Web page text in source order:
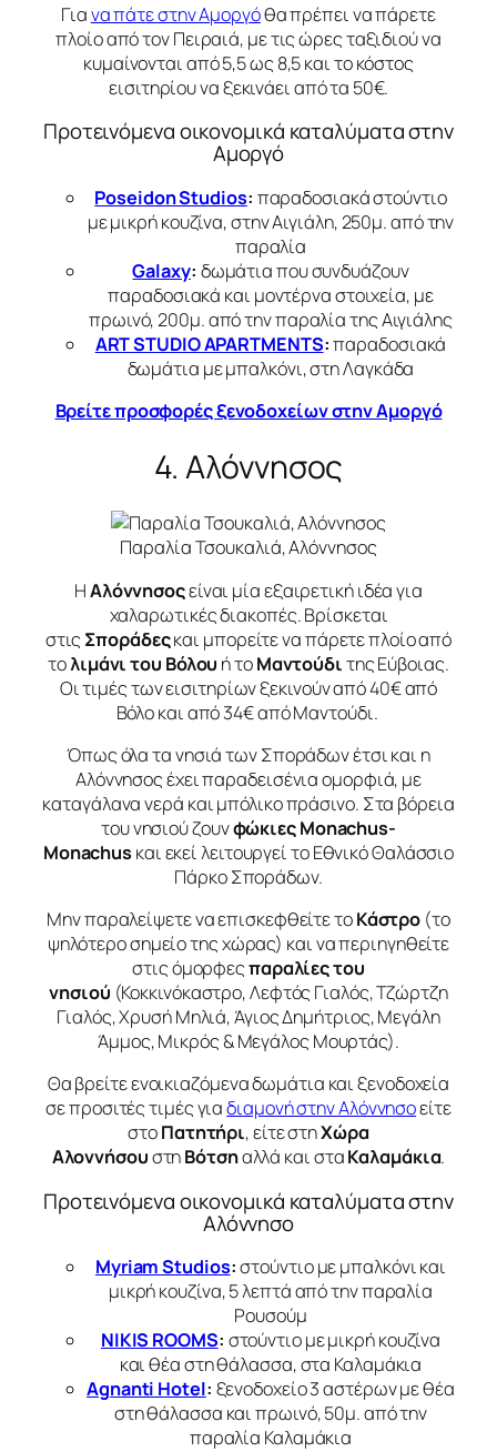
Γιανα πάτε στην Αμοργόθα πρέπει να πάρετε
πλοίο από τον Πειραιά, με τις ώρες ταξιδιού να
κυμαίνονται από 5,5 ως 8,5 και το κόστος
εισιτηρίου να ξεκινάει από τα 50€.
Προτεινόμενα οικονομικά καταλύματα στην
Αμοργό
Poseidon Studios: παραδοσιακά στούντιο
με μικρή κουζίνα, στην Αιγιάλη, 250μ. από την
παραλία
Galaxy: δωμάτια που συνδυάζουν
παραδοσιακά και μοντέρνα στοιχεία, με
πρωινό, 200μ. από την παραλία της Αιγιάλης
ART STUDIO APARTMENTS:παραδοσιακά
δωμάτια με μπαλκόνι, στη Λαγκάδα
Βρείτε προσφορές ξενοδοχείων στην Αμοργό
4. Αλόννησος
Παραλία Τσουκαλιά, Αλόννησος
ΗΑλόννησοςείναι μία εξαιρετική ιδέα για
χαλαρωτικές διακοπές. Βρίσκεται
στις Σποράδεςκαι μπορείτε να πάρετε πλοίο από
τολιμάνι του Βόλου ή τοΜαντούδιτης Εύβοιας.
Οι τιμές των εισιτηρίων ξεκινούν από 40€ από
Βόλο και από 34€ από Μαντούδι.
Όπως όλα τα νησιά των Σποράδων έτσι και η
Αλόννησος έχει παραδεισένια ομορφιά, με
καταγάλανα νερά και μπόλικο πράσινο. Στα βόρεια
του νησιού ζουνφώκιες Monachus-
Monachus και εκεί λειτουργεί το Εθνικό Θαλάσσιο
Πάρκο Σποράδων.
Μην παραλείψετε να επισκεφθείτε τοΚάστρο (το
ψηλότερο σημείο της χώρας) και να περιηγηθείτε
στις όμορφεςπαραλίες του
νησιού (Κοκκινόκαστρο, Λεφτός Γιαλός, Τζώρτζη
Γιαλός, Χρυσή Μηλιά, Άγιος Δημήτριος, Μεγάλη
Άμμος, Μικρός & Μεγάλος Μουρτάς).
Θα βρείτε ενοικιαζόμενα δωμάτια και ξενοδοχεία
σε προσιτές τιμές γιαδιαμονή στην Αλόννησοείτε
στοΠατητήρι, είτε στηΧώρα
ΑλοννήσουστηΒότσηαλλά και σταΚαλαμάκια.
Προτεινόμενα οικονομικά καταλύματα στην
Αλόννησο
Myriam Studios:στούντιο με μπαλκόνι και
μικρή κουζίνα, 5 λεπτά από την παραλία
Ρουσούμ
NIKIS ROOMS: στούντιο με μικρή κουζίνα
και θέα στη θάλασσα, στα Καλαμάκια
Agnanti Hotel: ξενοδοχείο 3 αστέρων με θέα
στη θάλασσα και πρωινό, 50μ. από την
παραλία Καλαμάκια